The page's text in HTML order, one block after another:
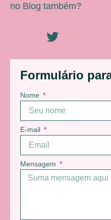
Formulário
Nome
E-mail
Mensagem
no Blog também?